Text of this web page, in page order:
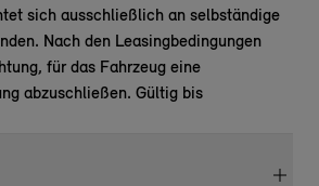
sich ausschließlich an selbständige
Nach den Leasingbedingungen
für das Fahrzeug eine
abzuschließen. Gültig bis